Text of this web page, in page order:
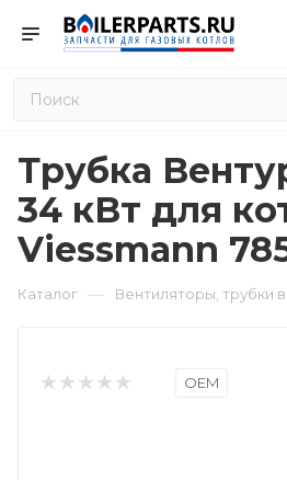
Трубка
34 кВт для
Viessmann
Каталог — Вентиляторы, трубки
OEM